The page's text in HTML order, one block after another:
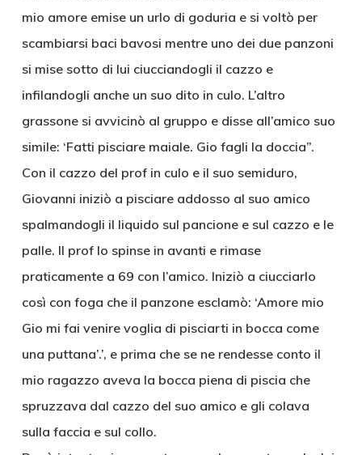
mio amore emise un urlo di goduria e si voltò per
scambiarsi baci bavosi mentre uno dei due panzoni
si mise sotto di lui ciucciandogli il cazzo e
infilandogli anche un suo dito in culo. L’altro
grassone si avvicinò al gruppo e disse all’amico suo
simile: ‘Fatti pisciare maiale. Gio fagli la doccia”.
Con il cazzo del prof in culo e il suo semiduro,
Giovanni iniziò a pisciare addosso al suo amico
spalmandogli il liquido sul pancione e sul cazzo e le
palle. Il prof lo spinse in avanti e rimase
praticamente a 69 con l’amico. Iniziò a ciucciarlo
così con foga che il panzone esclamò: ‘Amore mio
Gio mi fai venire voglia di pisciarti in bocca come
una puttana’.’, e prima che se ne rendesse conto il
mio ragazzo aveva la bocca piena di piscia che
spruzzava dal cazzo del suo amico e gli colava
sulla faccia e sul collo.